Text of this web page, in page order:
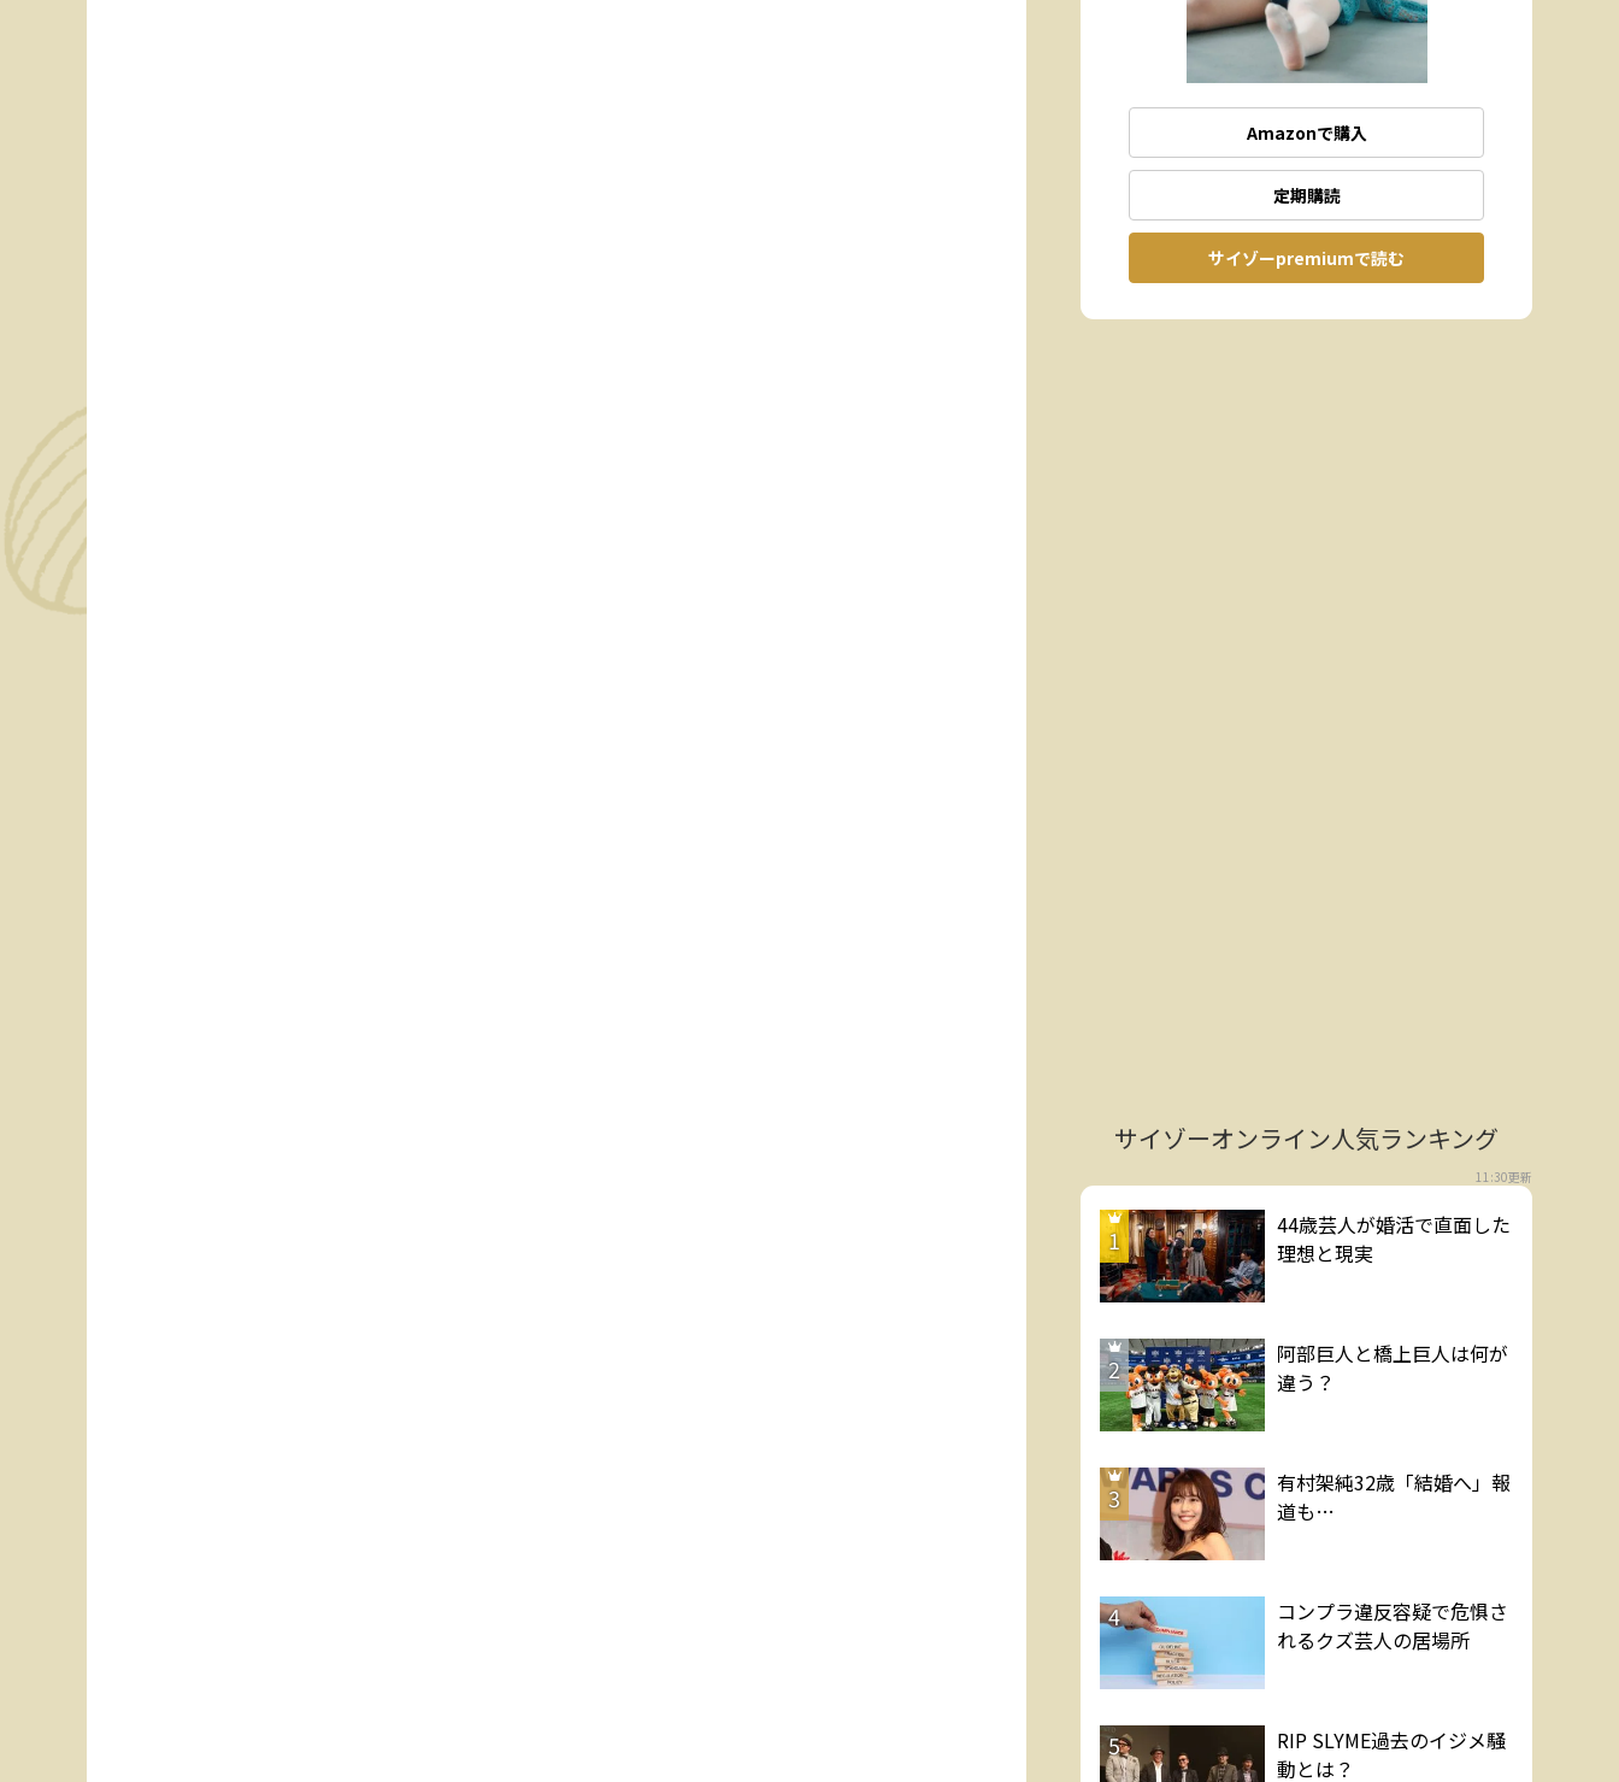
Amazonで購入
定期購読
サイゾーpremiumで読む
サイゾーオンライン人気ランキング
11:30更新
1
44歳芸人が婚活で直面した
理想と現実
2
阿部巨人と橋上巨人は何が
違う？
3
有村架純32歳「結婚へ」報
道も…
4
コンプラ違反容疑で危惧さ
れるクズ芸人の居場所
5
RIP SLYME過去のイジメ騒
動とは？